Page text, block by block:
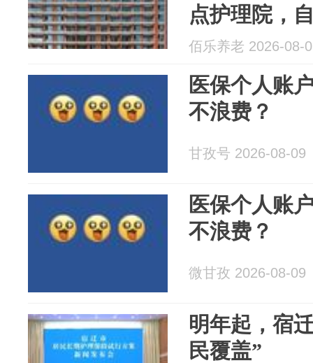
点护理院，
期照护
佰乐养老 2026-08-
医保个人账
不浪费？
甘孜号 2026-08-09
医保个人账
不浪费？
微甘孜 2026-08-09
明年起，宿
民覆盖”